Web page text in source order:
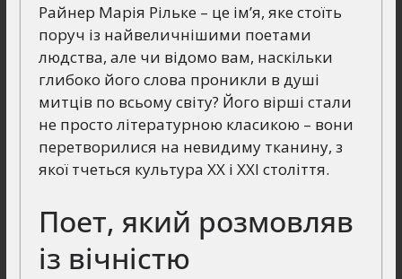
Райнер Марія Рільке – це ім’я, яке стоїть
поруч із найвеличнішими поетами
людства, але чи відомо вам, наскільки
глибоко його слова проникли в душі
митців по всьому світу? Його вірші стали
не просто літературною класикою – вони
перетворилися на невидиму тканину, з
якої тчеться культура ХХ і ХХІ століття.
Поет, який розмовляв
із вічністю